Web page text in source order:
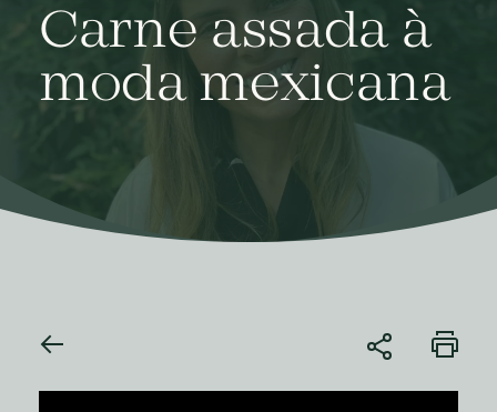
Carne assada à
moda mexicana